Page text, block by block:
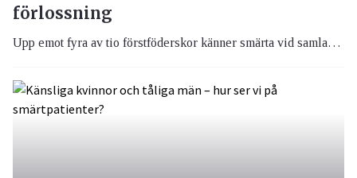
förlossning
Upp emot fyra av tio förstföderskor känner smärta vid samlag mer än ett år efter förlossningen. Många kvinnor upplever att man inte får förståelse för dessa besvär i vården. Detta visar forskning från Umeå universitet.